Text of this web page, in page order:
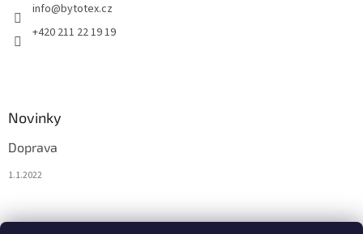
info@bytotex.cz
+420 211 22 19 19
Novinky
Doprava
1.1.2022